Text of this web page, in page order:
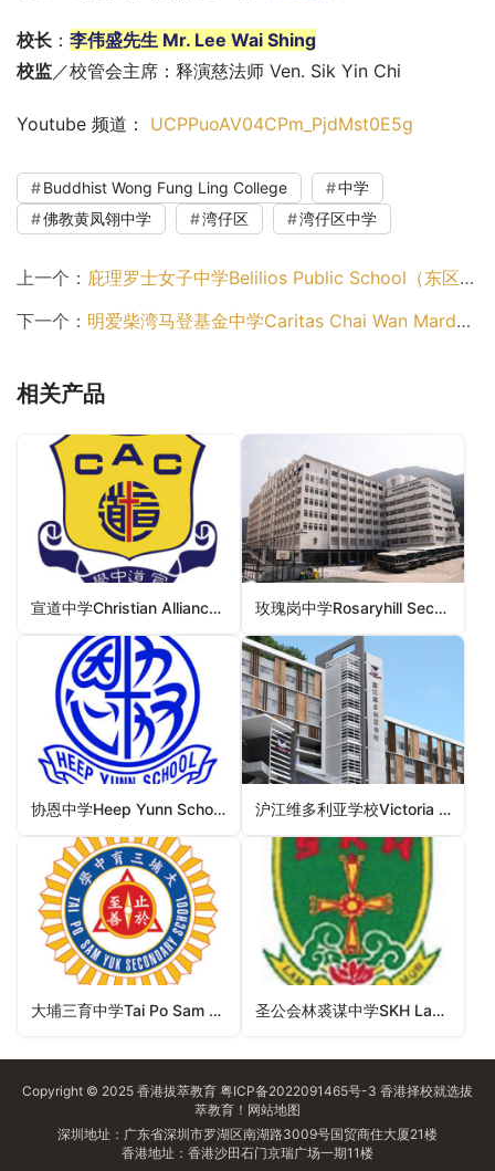
校长 ： 李伟盛先生 Mr. Lee Wai Shing
校监／校管会主席：释演慈法师 Ven. Sik Yin Chi
Youtube 频道： UCPPuoAV04CPm_PjdMst0E5g
Buddhist Wong Fung Ling College
中学
佛教黄凤翎中学
湾仔区 湾仔区中学
上一个： 庇理罗士女子中学Belilios Public School（东区中学）
下一个： 明爱柴湾马登基金中学Caritas Chai Wan Marden Foundation Secondary School（东区中学）
相关产品
宣道中学Christian Alliance College（屯门区中学） 玫瑰岗中学Rosaryhill Secondary School（中学）
协恩中学Heep Yunn School（九龙城区中学） 沪江维多利亚学校Victoria Shanghai Academy（南区中学）
大埔三育中学Tai Po Sam Yuk Secondary School（大埔区中学） 圣公会林裘谋中学SKH Lam Kau Mow Secondary School（沙田区中学）
Copyright © 2025 香港拔萃教育 粤ICP备2022091465号-3 香港择校就选拔
萃教育！ 网站地图
深圳地址：广东省深圳市罗湖区南湖路3009号国贸商住大厦21楼
香港地址：香港沙田石门京瑞广场一期11楼